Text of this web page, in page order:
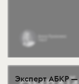
Эксперт АБКР —